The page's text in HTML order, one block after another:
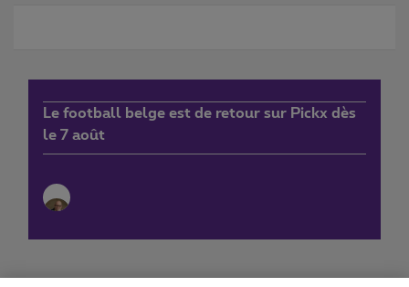
Le football belge est de retour sur Pickx dès
le 7 août